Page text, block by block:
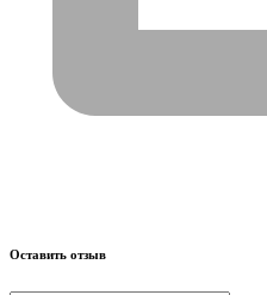
Оставить отзыв